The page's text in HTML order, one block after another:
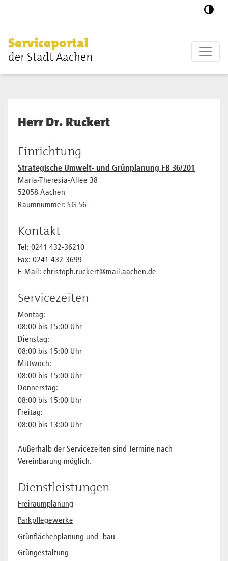
Serviceportal
der Stadt Aachen
Herr Dr. Ruckert
Einrichtung
Strategische Umwelt- und Grünplanung FB 36/201
Maria-Theresia-Allee 38
52058 Aachen
Raumnummer: SG 56
Kontakt
Tel: 0241 432-36210
Fax: 0241 432-3699
E-Mail: christoph.ruckert@mail.aachen.de
Servicezeiten
Montag:
08:00 bis 15:00 Uhr
Dienstag:
08:00 bis 15:00 Uhr
Mittwoch:
08:00 bis 15:00 Uhr
Donnerstag:
08:00 bis 15:00 Uhr
Freitag:
08:00 bis 13:00 Uhr
Außerhalb der Servicezeiten sind Termine nach
Vereinbarung möglich.
Dienstleistungen
Freiraumplanung
Parkpflegewerke
Grünflächenplanung und -bau
Grüngestaltung